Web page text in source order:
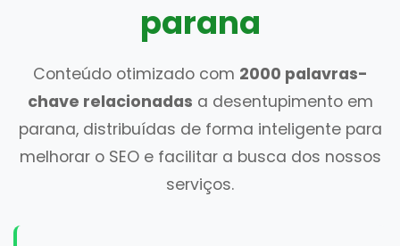
parana
Conteúdo otimizado com 2000 palavras-
chave relacionadas a desentupimento em
parana, distribuídas de forma inteligente para
melhorar o SEO e facilitar a busca dos nossos
serviços.